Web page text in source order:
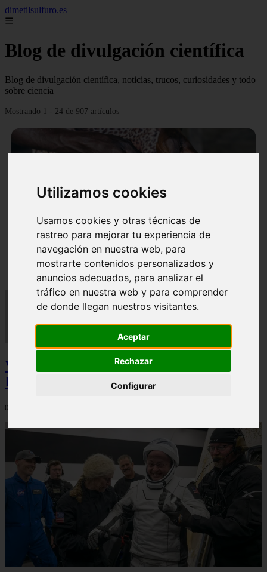
Utilizamos cookies
Usamos cookies y otras técnicas de
rastreo para mejorar tu experiencia de
navegación en nuestra web, para
mostrarte contenidos personalizados y
anuncios adecuados, para analizar el
tráfico en nuestra web y para comprender
de donde llegan nuestros visitantes.
Aceptar
Rechazar
Configurar
dimetilsulfuro.es
☰
Blog de divulgación científica
Blog de divulgación científica, noticias, trucos, curiosidades y todo
sobre ciencia
Mostrando 1 - 24 de 907 artículos
En África harán lo que parecía imposible: Utilizarán
moléculas de agua para cocinar sus alimentos
Video Advertencias desde la cúspide de la
IA: Hinton y el posible colapso social
06/03/2026